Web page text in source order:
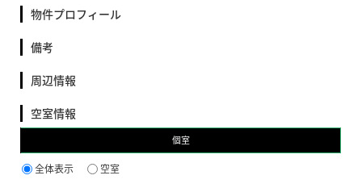
物件プロフィール
備考
周辺情報
空室情報
個室
全体表示 空室